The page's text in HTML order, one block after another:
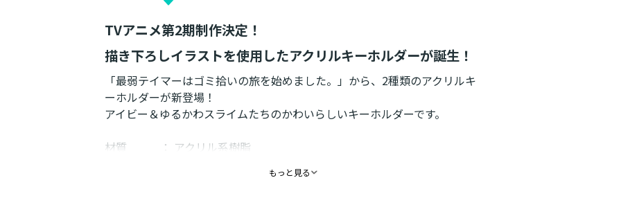
TVアニメ第2期制作決定！
描き下ろしイラストを使用したアクリルキーホルダーが誕生！
「最弱テイマーはゴミ拾いの旅を始めました。」から、2種類のアクリルキ
ーホルダーが新登場！
アイビー＆ゆるかわスライムたちのかわいらしいキーホルダーです。
材質 ： アクリル系樹脂
仕様 ： 本体／スタンド／ナスカン
もっと見る